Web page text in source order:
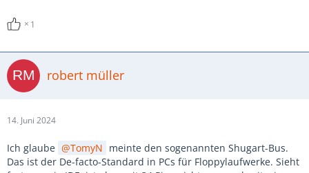
1
robert müller
14. Juni 2024
Ich glaube TomyN meinte den sogenannten Shugart-Bus.
Das ist der De-facto-Standard in PCs für Floppylaufwerke. Sieht